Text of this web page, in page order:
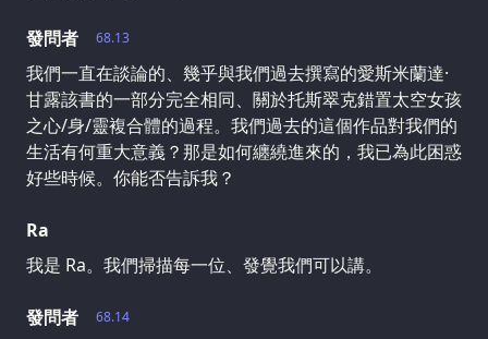
68.13
發問者
我們一直在談論的、幾乎與我們過去撰寫的愛斯米蘭達·
甘露該書的一部分完全相同、關於托斯翠克錯置太空女孩
之心/身/靈複合體的過程。我們過去的這個作品對我們的
生活有何重大意義？那是如何纏繞進來的，我已為此困惑
好些時候。你能否告訴我？
Ra
我是 Ra。我們掃描每一位、發覺我們可以講。
68.14
發問者